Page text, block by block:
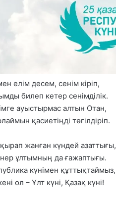
елім десем, сенім кіріп,
билеп кетер сенімділік.
ауыстырмас алтын Отан,
қасиетіңді төгілдіріп.
жанған күндей азаттығы,
ұлтымның да ғажаптығы.
күнімен құттықтаймыз,
ол – Ұлт күні, Қазақ күні!